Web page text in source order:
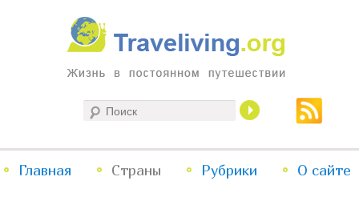
Traveliving
Жизнь в постоянном путешествии
меню
Перейти
Перейти
Главная Страны Рубрики О сайте